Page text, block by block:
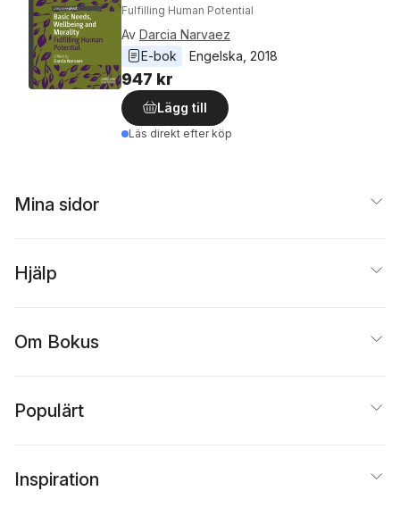
Fulfilling Human Potential
Av Darcia Narvaez
E-bok
Engelska 2018
947 kr
Lägg till
Läs direkt efter köp
Mina sidor
Hjälp
Om Bokus
Populärt
Inspiration